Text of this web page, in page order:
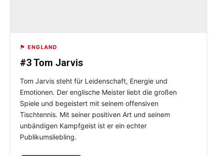
🏴󠁧󠁢󠁥󠁮󠁧󠁿 ENGLAND
#3 Tom Jarvis
Tom Jarvis steht für Leidenschaft, Energie und
Emotionen. Der englische Meister liebt die großen
Spiele und begeistert mit seinem offensiven
Tischtennis. Mit seiner positiven Art und seinem
unbändigen Kampfgeist ist er ein echter
Publikumsliebling.